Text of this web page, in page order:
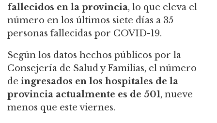
fallecidos en la provincia, lo que eleva el
número en los últimos siete días a 35
personas fallecidas por COVID-19.
Según los datos hechos públicos por la
Consejería de Salud y Familias, el número
de ingresados en los hospitales de la
provincia actualmente es de 501, nueve
menos que este viernes.